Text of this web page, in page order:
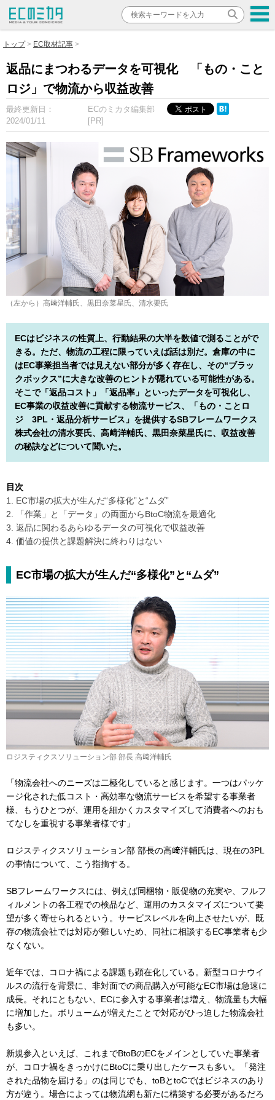
トップ EC取材記事
返品にまつわるデータを可視化 「もの・こと
ロジ」で物流から収益改善
最終更新日：
2024/01/11
ECのミカタ編集部
[PR]
（左から）高﨑洋輔氏、黒田奈菜星氏、清水要氏
ECはビジネスの性質上、行動結果の大半を数値で測ることがで
きる。ただ、物流の工程に限っていえば話は別だ。倉庫の中に
はEC事業担当者では見えない部分が多く存在し、その“ブラッ
クボックス”に大きな改善のヒントが隠れている可能性がある。
そこで「返品コスト」「返品率」といったデータを可視化し、
EC事業の収益改善に貢献する物流サービス、「もの・ことロ
ジ 3PL・返品分析サービス」を提供するSBフレームワークス
株式会社の清水要氏、高﨑洋輔氏、黒田奈菜星氏に、収益改善
の秘訣などについて聞いた。
目次
1. EC市場の拡大が生んだ“多様化”と“ムダ”
2. 「作業」と「データ」の両面からBtoC物流を最適化
3. 返品に関わるあらゆるデータの可視化で収益改善
4. 価値の提供と課題解決に終わりはない
EC市場の拡大が生んだ“多様化”と“ムダ”
ロジスティクスソリューション部 部長 高﨑洋輔氏
「物流会社へのニーズは二極化していると感じます。一つはパッケ
ージ化された低コスト・高効率な物流サービスを希望する事業者
様、もうひとつが、運用を細かくカスタマイズして消費者へのおも
てなしを重視する事業者様です」
ロジスティクスソリューション部 部長の高﨑洋輔氏は、現在の3PL
の事情について、こう指摘する。
SBフレームワークスには、例えば同梱物・販促物の充実や、フルフ
ィルメントの各工程での検品など、運用のカスタマイズについて要
望が多く寄せられるという。サービスレベルを向上させたいが、既
存の物流会社では対応が難しいため、同社に相談するEC事業者も少
なくない。
近年では、コロナ禍による課題も顕在化している。新型コロナウイ
ルスの流行を背景に、非対面での商品購入が可能なEC市場は急速に
成長。それにともない、ECに参入する事業者は増え、物流量も大幅
に増加した。ボリュームが増えたことで対応がひっ迫した物流会社
も多い。
新規参入といえば、これまでBtoBのECをメインとしていた事業者
が、コロナ禍をきっかけにBtoCに乗り出したケースも多い。「発注
された品物を届ける」のは同じでも、toBとtoCではビジネスのあり
方が違う。場合によっては物流網も新たに構築する必要があるだろ